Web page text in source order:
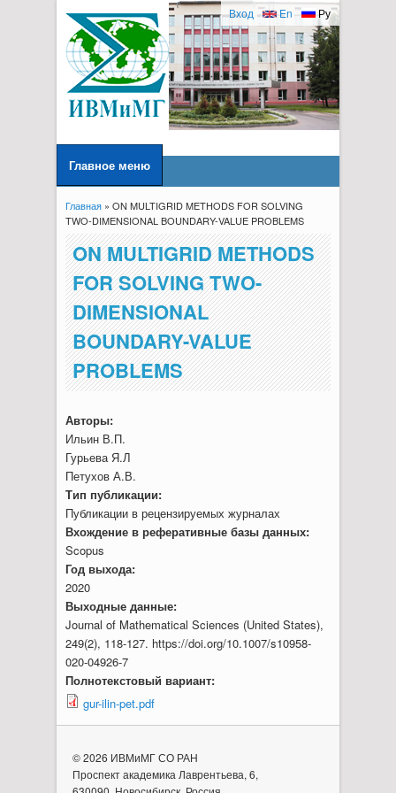
Ру
En
Вход
Главное меню
Вы здесь
Главная» ON MULTIGRID METHODS FOR SOLVING
TWO-DIMENSIONAL BOUNDARY-VALUE PROBLEMS
ON MULTIGRID METHODS
FOR SOLVING TWO-
DIMENSIONAL
BOUNDARY-VALUE
PROBLEMS
Авторы:
Ильин В.П.
Гурьева Я.Л
Петухов А.В.
Тип публикации:
Публикации в рецензируемых журналах
Вхождение в реферативные базы данных:
Scopus
Год выхода:
2020
Выходные данные:
Journal of Mathematical Sciences (United States),
249(2), 118-127. https://doi.org/10.1007/s10958-
020-04926-7
Полнотекстовый вариант:
gur-ilin-pet.pdf
© 2026 ИВМиМГ СО РАН
Проспект академика Лаврентьева, 6,